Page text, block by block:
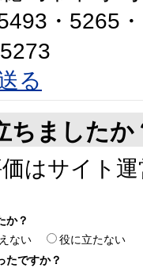
・5265
る
ちましたか
はサイト
か？
ない
役に立たない
たですか？